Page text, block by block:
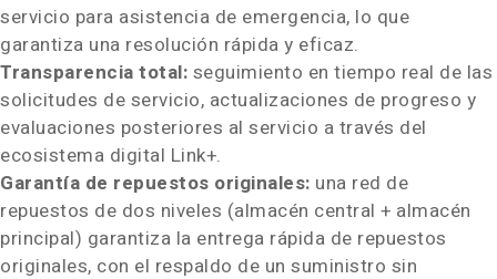
servicio para asistencia de emergencia, lo que
garantiza una resolución rápida y eficaz.
Transparencia total: seguimiento en tiempo real de las
solicitudes de servicio, actualizaciones de progreso y
evaluaciones posteriores al servicio a través del
ecosistema digital Link+.
Garantía de repuestos originales: una red de
repuestos de dos niveles (almacén central + almacén
principal) garantiza la entrega rápida de repuestos
originales, con el respaldo de un suministro sin